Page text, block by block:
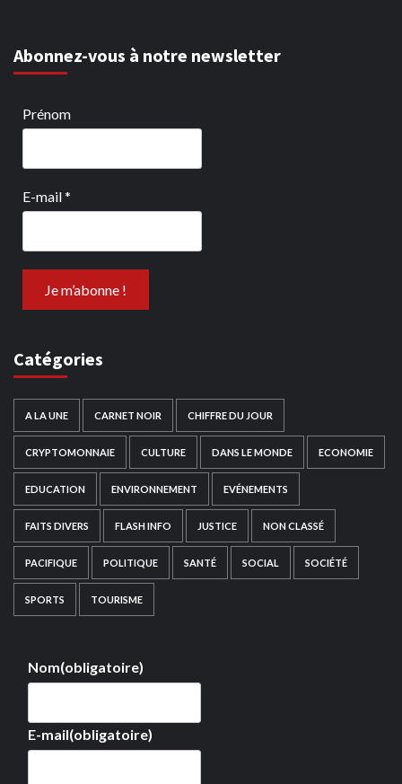
Abonnez-vous à notre newsletter
Prénom
E-mail*
Catégories
A LA UNE CARNET NOIR CHIFFRE DU JOUR
CRYPTOMONNAIE CULTURE DANS LE MONDE ECONOMIE
EDUCATION ENVIRONNEMENT EVÉNEMENTS
FAITS DIVERS FLASH INFO JUSTICE NON CLASSÉ
PACIFIQUE POLITIQUE SANTÉ SOCIAL SOCIÉTÉ
SPORTS TOURISME
Nom(obligatoire)
E-mail(obligatoire)